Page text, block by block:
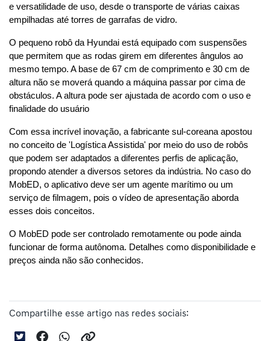
e versatilidade de uso, desde o transporte de várias caixas
empilhadas até torres de garrafas de vidro.
O pequeno robô da Hyundai está equipado com suspensões
que permitem que as rodas girem em diferentes ângulos ao
mesmo tempo. A base de 67 cm de comprimento e 30 cm de
altura não se moverá quando a máquina passar por cima de
obstáculos. A altura pode ser ajustada de acordo com o uso e
finalidade do usuário
Com essa incrível inovação, a fabricante sul-coreana apostou
no conceito de 'Logística Assistida' por meio do uso de robôs
que podem ser adaptados a diferentes perfis de aplicação,
propondo atender a diversos setores da indústria. No caso do
MobED, o aplicativo deve ser um agente marítimo ou um
serviço de filmagem, pois o vídeo de apresentação aborda
esses dois conceitos.
O MobED pode ser controlado remotamente ou pode ainda
funcionar de forma autônoma. Detalhes como disponibilidade e
preços ainda não são conhecidos.
Compartilhe esse artigo nas redes sociais: